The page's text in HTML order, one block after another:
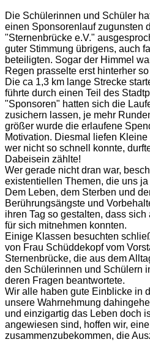
Die Schülerinnen und Schüler
einen Sponsorenlauf zugunsten
"Sternenbrücke e.V."
guter Stimmung übrigens, auch
beteiligten. Sogar der Himmel
Regen prasselte erst hinterher
Die ca 1,3 km lange Strecke
führte durch einen Teil des
"Sponsoren" hatten sich die
zusichern lassen, je mehr
größer wurde die erlaufene
Motivation. Diesmal liefen
wer nicht so schnell konnte,
Dabeisein zählte!
Wer gerade nicht dran war,
existentiellen Themen, die uns
Dem Leben, dem Sterben und
Berührungsängste und
ihren Tag so gestalten, dass
für sich mitnehmen konnten.
Einige Klassen besuchten
von Frau Schüddekopf vom
Sternenbrücke, die aus dem
den Schülerinnen und Schülern
deren Fragen beantwortete.
Wir alle haben gute Einblicke in
unsere Wahrnehmung
und einzigartig das Leben doch
angewiesen sind, hoffen wir,
zusammenzubekommen, die